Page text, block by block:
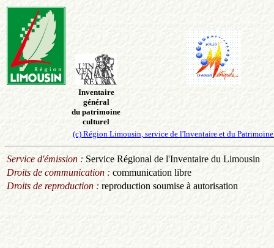
Inventaire
général
du patrimoine
culturel
(c) Région Limousin, service de l'Inventaire et du
Service d'émission : Service Régional de l'Inventaire du Limousin
Droits de communication : communication libre
Droits de reproduction : reproduction soumise à autorisation